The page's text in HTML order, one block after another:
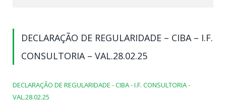
DECLARAÇÃO DE REGULARIDADE – CIBA – I.F.
CONSULTORIA – VAL.28.02.25
DECLARAÇÃO DE REGULARIDADE - CIBA - I.F. CONSULTORIA -
VAL.28.02.25